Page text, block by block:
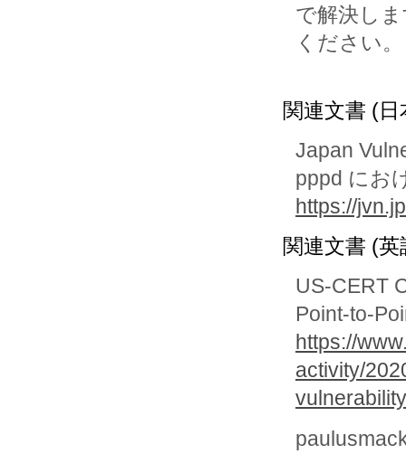
で解決し
ください。
関連文書 (日
Japan
pppd にお
https://
関連文書 (英
US-CERT
Point-to-
https://
activity/
vulnerability